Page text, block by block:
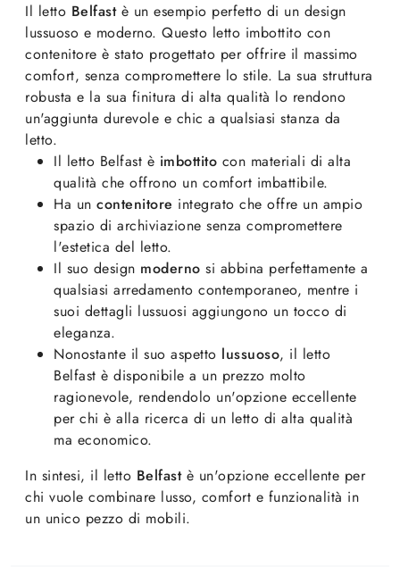
Il letto Belfastè un esempio perfetto di un design
lussuoso e moderno. Questo letto imbottito con
contenitore è stato progettato per offrire il massimo
comfort, senza compromettere lo stile. La sua struttura
robusta e la sua finitura di alta qualità lo rendono
un'aggiunta durevole e chic a qualsiasi stanza da
letto.
Il letto Belfast è imbottito con materiali di alta
qualità che offrono un comfort imbattibile.
Ha un contenitore integrato che offre un ampio
spazio di archiviazione senza compromettere
l'estetica del letto.
Il suo design moderno si abbina perfettamente a
qualsiasi arredamento contemporaneo, mentre i
suoi dettagli lussuosi aggiungono un tocco di
eleganza.
Nonostante il suo aspetto lussuoso, il letto
Belfast è disponibile a un prezzo molto
ragionevole, rendendolo un'opzione eccellente
per chi è alla ricerca di un letto di alta qualità
ma economico.
In sintesi, il letto Belfastè un'opzione eccellente per
chi vuole combinare lusso, comfort e funzionalità in
un unico pezzo di mobili.